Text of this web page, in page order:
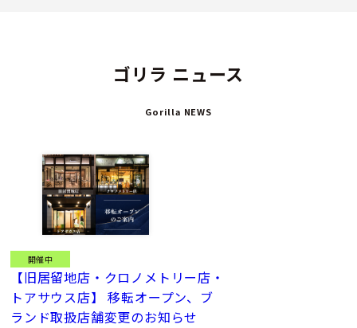
ゴリラ ニュース
Gorilla NEWS
開催中
【旧居留地店・クロノメトリー店・
トアサウス店】 移転オープン、ブ
ランド取扱店舗変更のお知らせ